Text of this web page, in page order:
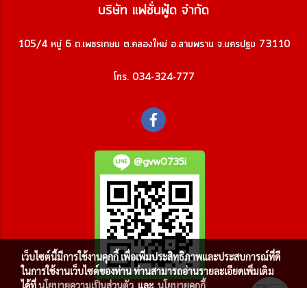
บริษัท แฟชั่นฟู้ด จำกัด
105/4 หมู่ 6 ถ.เพชรเกษม ต.คลองใหม่ อ.สามพราน จ.นครปฐม 73110
โทร. 034-324-777
@gvw0735i
เว็บไซต์นี้มีการใช้งานคุกกี้ เพื่อเพิ่มประสิทธิภาพและประสบการณ์ที่ดี
ในการใช้งานเว็บไซต์ของท่าน ท่านสามารถอ่านรายละเอียดเพิ่มเติม
ได้ที่นโยบายความเป็นส่วนตัว และ นโยบายคุกกี้